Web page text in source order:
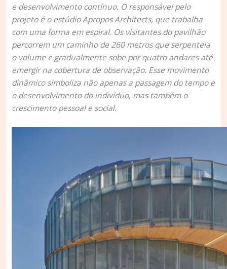
e desenvolvimento contínuo. O responsável pelo
projeto é o estúdio Apropos Architects, que trabalha
com uma forma em espiral. Os visitantes do pavilhão
percorrem um caminho de 260 metros que serpenteia
o volume e gradualmente sobe por quatro andares até
emergir na cobertura de observação. Esse movimento
dinâmico simboliza não apenas a passagem do tempo e
o desenvolvimento do indivíduo, mas também o
crescimento pessoal e social.